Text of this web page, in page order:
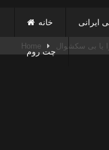
خانه ایرانی
چت روم
Home یا بی سکشوال